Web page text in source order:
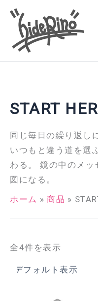
START
同じ毎日の繰り返し
いつもと違う道を選
わる。 鏡の中のメッ
図になる。
ホーム
商品
全4件を表示